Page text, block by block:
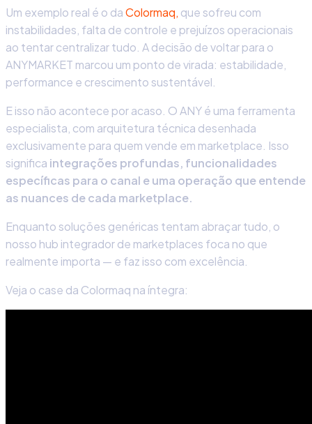
Um exemplo real é o daColormaq, que sofreu com
instabilidades, falta de controle e prejuízos operacionais
ao tentar centralizar tudo. A decisão de voltar para o
ANYMARKET marcou um ponto de virada: estabilidade,
performance e crescimento sustentável.
E isso não acontece por acaso. O ANY é uma ferramenta
especialista, com arquitetura técnica desenhada
exclusivamente para quem vende em marketplace. Isso
significa integrações profundas, funcionalidades
específicas para o canal e uma operação que entende
as nuances de cada marketplace.
Enquanto soluções genéricas tentam abraçar tudo, o
nosso hub integrador de marketplaces foca no que
realmente importa — e faz isso com excelência.
Veja o case da Colormaq na íntegra: